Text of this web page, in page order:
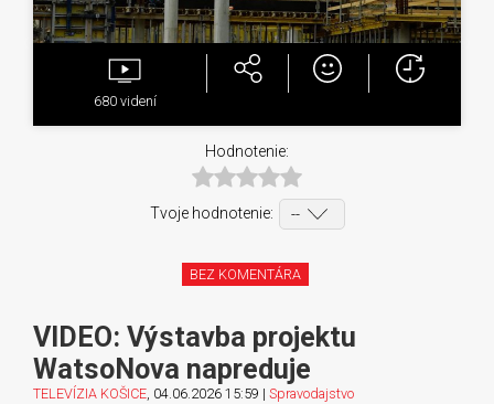
680videní
Hodnotenie:
Tvoje hodnotenie:
BEZ KOMENTÁRA
VIDEO: Výstavba projektu
WatsoNova napreduje
TELEVÍZIA KOŠICE, 04.06.2026 15:59 | Spravodajstvo